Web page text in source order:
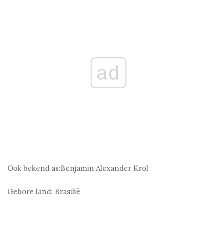
ad
Ook bekend as:Benjamin Alexander Krol
Gebore land: Brasilië